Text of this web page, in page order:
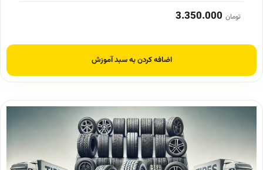
تومان 3.350.000
اضافه کردن به سبد آموزش